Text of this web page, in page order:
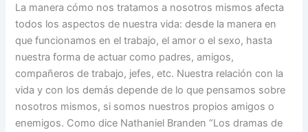
La manera cómo nos tratamos a nosotros mismos afecta
todos los aspectos de nuestra vida: desde la manera en
que funcionamos en el trabajo, el amor o el sexo, hasta
nuestra forma de actuar como padres, amigos,
compañeros de trabajo, jefes, etc. Nuestra relación con la
vida y con los demás depende de lo que pensamos sobre
nosotros mismos, si somos nuestros propios amigos o
enemigos. Como dice Nathaniel Branden “Los dramas de